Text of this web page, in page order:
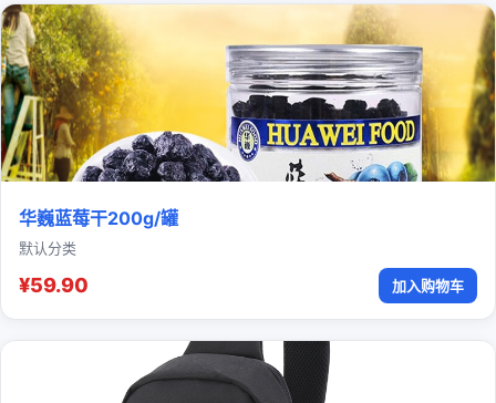
华巍蓝莓干200g/罐
默认分类
¥59.90 加入购物车